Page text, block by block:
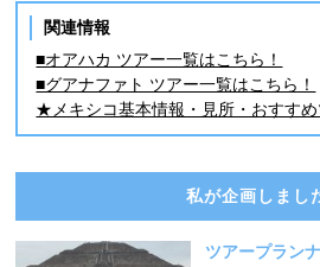
関連情報
■オアハカ ツアー一覧はこちら！
■グアナファト ツアー一覧はこちら！
★メキシコ基本情報・見所・おすすめ
私が企画しまし
ツアープラン